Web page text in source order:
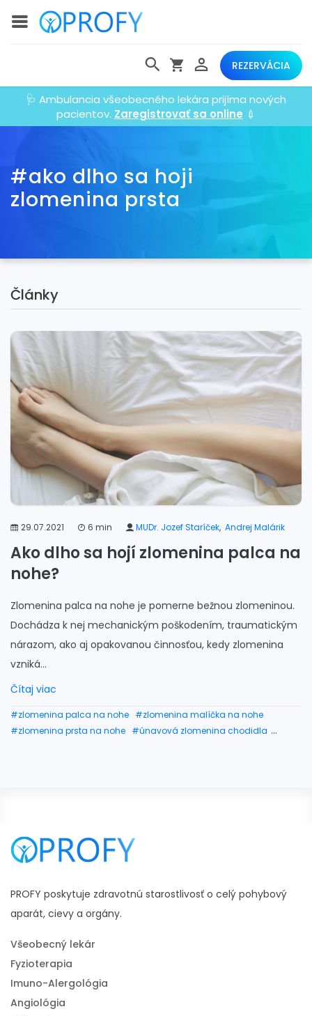
REZERVÁCIA
🩺 Ambulancia všeobecného lekára prijíma nových
pacientov. Zaregistrovať sa online 💉
#ako dlho sa hoji
zlomenina prsta
Články
29.07.2021 6 min MUDr. Jozef Staríček, Andrej Malárik
Ako dlho sa hojí zlomenina palca na
nohe?
Zlomenina palca na nohe je pomerne bežnou zlomeninou.
Dochádza k nej mechanickým poškodením, traumatickým
nárazom, ako aj opakovanou činnosťou, kedy zlomenina
vzniká...
Čítaj viac
#zlomenina palca na nohe #zlomenina malíčka na nohe
#zlomenina prsta na nohe #únavová zlomenina chodidla
PROFY poskytuje zdravotnú starostlivosť o celý pohybový
aparát, cievy a orgány.
Všeobecný lekár
Fyzioterapia
Imuno-Alergológia
Angiológia